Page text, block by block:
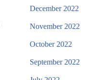
December 2022
November 2022
October 2022
September 2022